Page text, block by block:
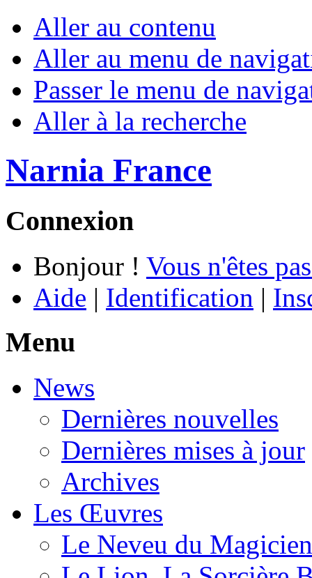
Aller au contenu
Aller au menu de
Passer le menu de
Aller à la recherche
Narnia France
Connexion
Bonjour ! Vous n'êtes
Aide | Identification |
Menu
News
Dernières nouvelles
Dernières mises à jour
Archives
Les Œuvres
Le Neveu du Magicien